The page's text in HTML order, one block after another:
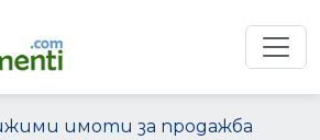
имоти за продажба